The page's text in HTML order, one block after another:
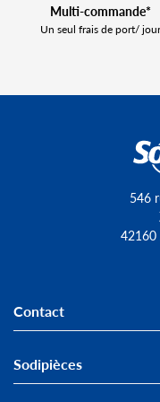
Multi-commande*
Un seul frais de port/ jour
546
42160
Contact
Sodipièces